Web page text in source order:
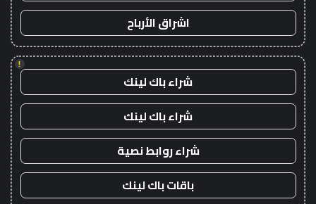
اشراق الأرباح
!
شراء باك لينك
شراء باك لينك
شراء روابط نصية
باقات باك لينك